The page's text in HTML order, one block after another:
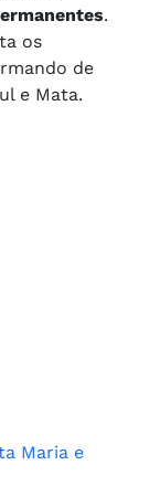
.
os
de
e Mata.
Maria e